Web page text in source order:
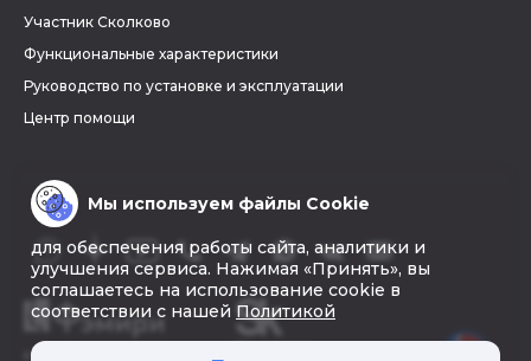
Участник Сколково
Функциональные характеристики
Руководство по установке и эксплуатации
Центр помощи
© 2026 «Фэмири»
Мы используем файлы Cookie
для обеспечения работы сайта, аналитики и
улучшения сервиса. Нажимая «Принять», вы
соглашаетесь на использование cookie в
соответствии с нашей Политикой